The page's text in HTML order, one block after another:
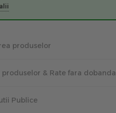
produselor
produselor & Rate fara dobanda
Publice